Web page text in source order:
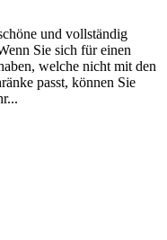
und vollständig
Sie sich für einen
welche nicht mit den
passt, können Sie